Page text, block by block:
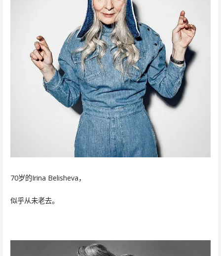
70岁的Irina Belisheva，
似乎从未老去。